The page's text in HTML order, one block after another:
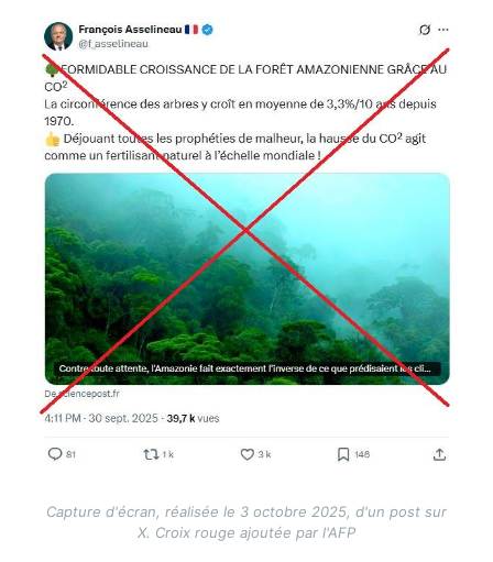
Image
Capture d'écran, réalisée le 3 octobre 2025, d'un post sur
X. Croix rouge ajoutée par l'AFP